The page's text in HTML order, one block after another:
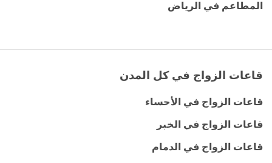
المطاعم في الرياض
قاعات الزواج في كل المدن
قاعات الزواج في الأحساء
قاعات الزواج في الخبر
قاعات الزواج في الدمام